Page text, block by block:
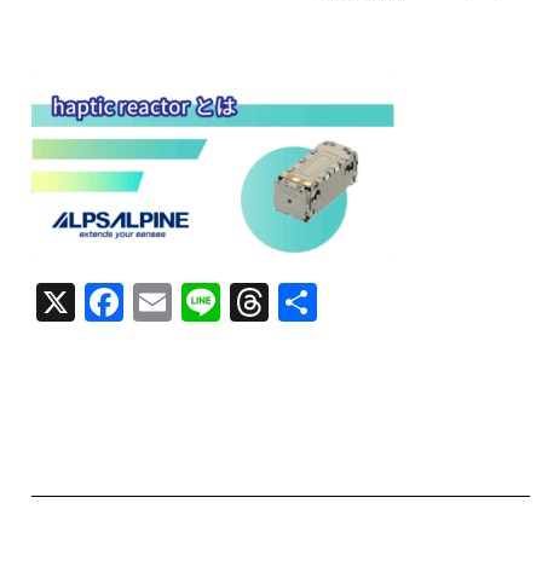
X F
a
o
E
m
Li
n
T
h
s